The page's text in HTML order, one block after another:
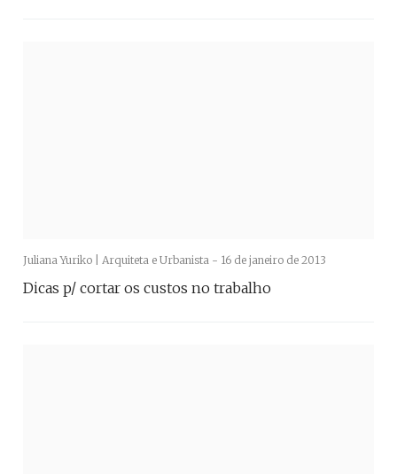
Juliana Yuriko | Arquiteta e Urbanista - 16 de janeiro de 2013
Dicas p/ cortar os custos no trabalho